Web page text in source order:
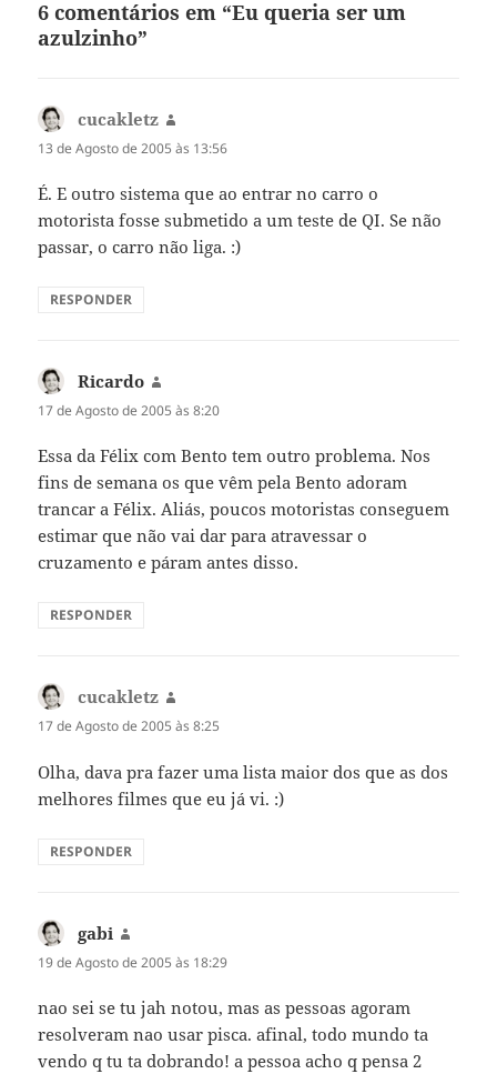
6 comentários em “Eu queria ser um
azulzinho”
cucakletz
13 de Agosto de 2005 às 13:56
É. E outro sistema que ao entrar no carro o
motorista fosse submetido a um teste de QI. Se não
passar, o carro não liga. :)
RESPONDER
Ricardo
17 de Agosto de 2005 às 8:20
Essa da Félix com Bento tem outro problema. Nos
fins de semana os que vêm pela Bento adoram
trancar a Félix. Aliás, poucos motoristas conseguem
estimar que não vai dar para atravessar o
cruzamento e páram antes disso.
RESPONDER
cucakletz
17 de Agosto de 2005 às 8:25
Olha, dava pra fazer uma lista maior dos que as dos
melhores filmes que eu já vi. :)
RESPONDER
gabi
19 de Agosto de 2005 às 18:29
nao sei se tu jah notou, mas as pessoas agoram
resolveram nao usar pisca. afinal, todo mundo ta
vendo q tu ta dobrando! a pessoa acho q pensa 2